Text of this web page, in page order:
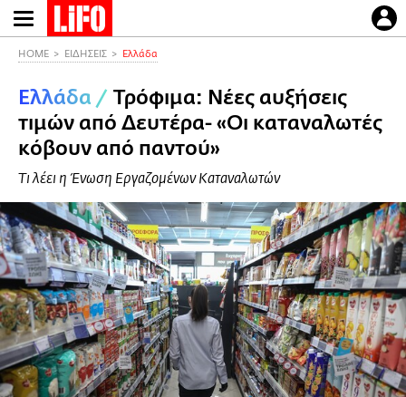
Παράκαμψη
προς
περιεχόμενο
HOME ΕΙΔΗΣΕΙΣ Ελλάδα
Ελλάδα / Τρόφιμα: Νέες αυξήσεις
τιμών από Δευτέρα- «Οι καταναλωτές
κόβουν από παντού»
Τι λέει η Ένωση Εργαζομένων Καταναλωτών